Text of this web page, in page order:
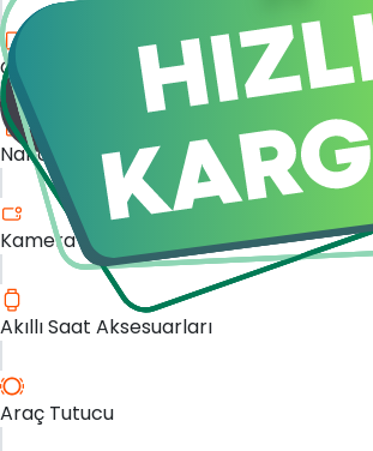
Cam Ekran Koruyucu
Nano Ekran Koruyucu
Kamera Cam Koruyucu
Akıllı Saat Aksesuarları
Araç Tutucu